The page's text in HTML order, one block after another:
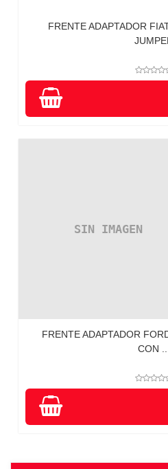
FRENTE ADAPTADOR
FRENTE ADAPTADOR
CON ...